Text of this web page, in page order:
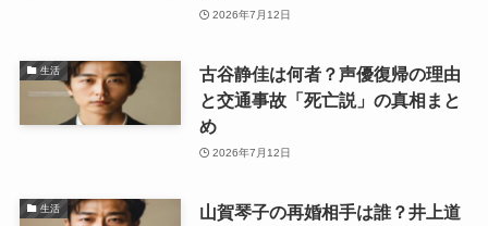
2026年7月12日
生活
古谷静佳は何者？声優復帰の理由
と交通事故「死亡説」の真相まと
め
2026年7月12日
生活
山賀琴子の再婚相手は誰？井上道